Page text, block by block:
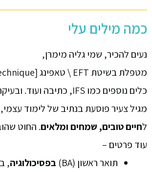
כמה מילים עלי
נעים להכיר, שמי גליה מימרן,
כלים נוספים כמו IFS, כתיבה ועוד. ובעיקר – קבלה מלאה. הידיעה שלכל חלק שלנו יש מקום ויש כוונה. טובה.
מגיל צעיר פוסעת בנתיב של לימוד
לחיים טובים, שמחים ומלאים. החוט
עוד פרטים –
תואר ראשון (BA)
בפסיכולוגיה,